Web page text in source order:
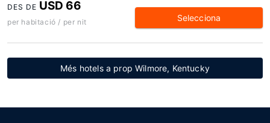
DES DE USD 66
per habitació / per nit Selecciona
Més hotels a prop Wilmore, Kentucky